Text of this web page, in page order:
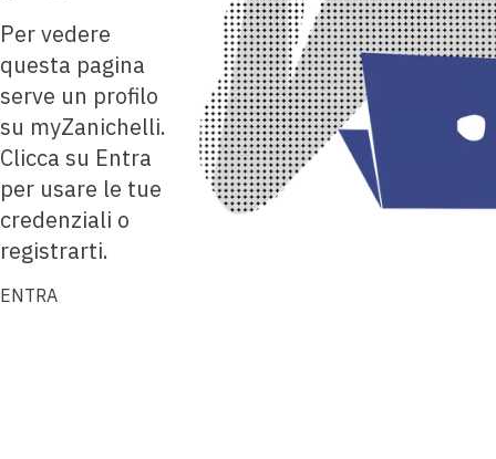
Per vedere
questa pagina
serve un profilo
su myZanichelli.
Clicca su Entra
per usare le tue
credenziali o
registrarti.
ENTRA